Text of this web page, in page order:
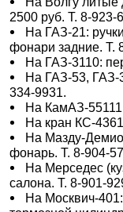
2500 руб. Т. 8-923-
На ГАЗ-21:
фонари задние. Т.
На ГАЗ-3110:
На ГАЗ-53, ГАЗ-
334-9931.
На КамАЗ-55111
На кран КС-
На Мазду-Демио
фонарь. Т. 8-904-
На Мерседес
салона. Т. 8-901-
На Москвич-